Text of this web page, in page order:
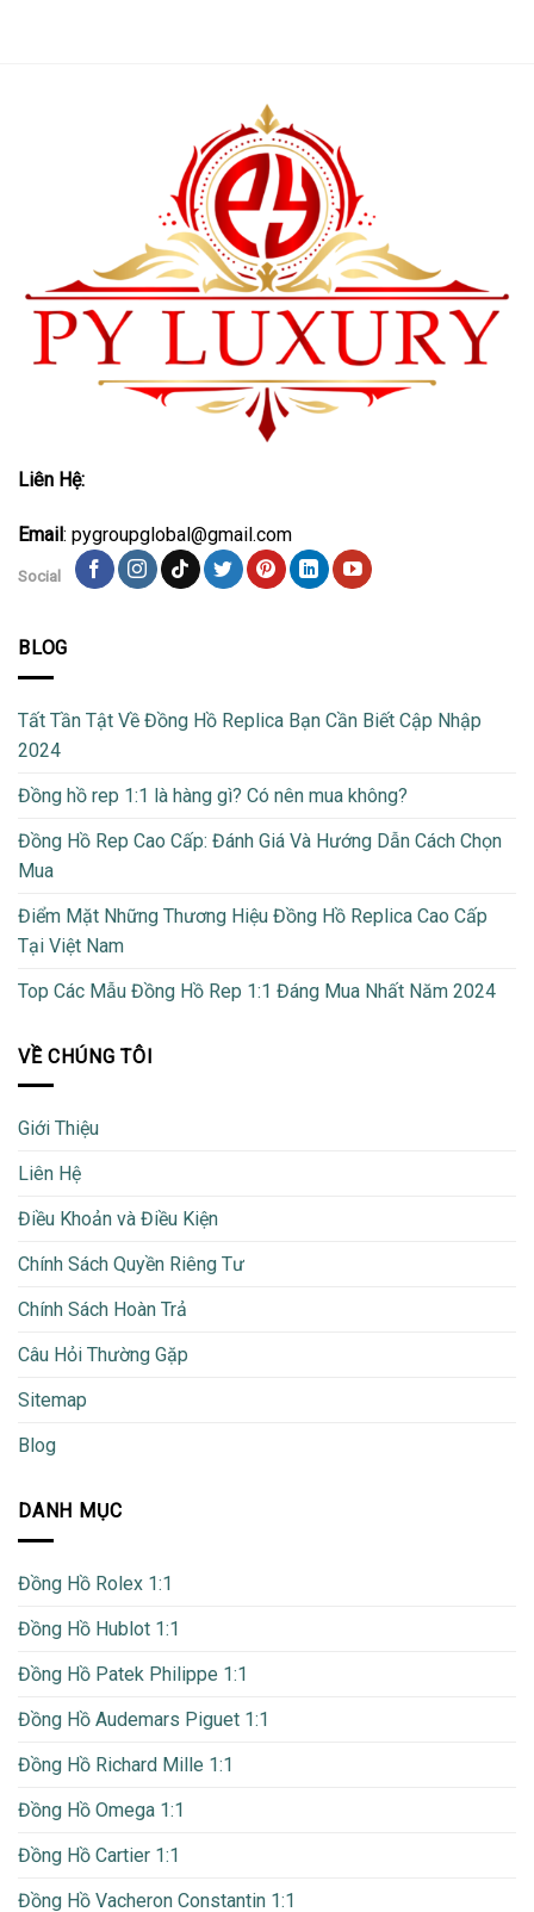
Liên Hệ:
Email: pygroupglobal@gmail.com
Social
BLOG
Tất Tần Tật Về Đồng Hồ Replica Bạn Cần Biết Cập Nhập
2024
Đồng hồ rep 1:1 là hàng gì? Có nên mua không?
Đồng Hồ Rep Cao Cấp: Đánh Giá Và Hướng Dẫn Cách Chọn
Mua
Điểm Mặt Những Thương Hiệu Đồng Hồ Replica Cao Cấp
Tại Việt Nam
Top Các Mẫu Đồng Hồ Rep 1:1 Đáng Mua Nhất Năm 2024
VỀ CHÚNG TÔI
Giới Thiệu
Liên Hệ
Điều Khoản và Điều Kiện
Chính Sách Quyền Riêng Tư
Chính Sách Hoàn Trả
Câu Hỏi Thường Gặp
Sitemap
Blog
DANH MỤC
Đồng Hồ Rolex 1:1
Đồng Hồ Hublot 1:1
Đồng Hồ Patek Philippe 1:1
Đồng Hồ Audemars Piguet 1:1
Đồng Hồ Richard Mille 1:1
Đồng Hồ Omega 1:1
Đồng Hồ Cartier 1:1
Đồng Hồ Vacheron Constantin 1:1